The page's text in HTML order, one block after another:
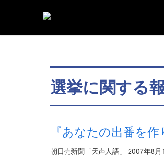
選挙に関する
『あなたの出番を
朝日売新聞「天声人語」 2007年8